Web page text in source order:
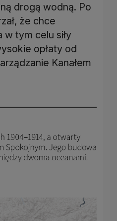
drogą wodną. Po
że chce
w tym celu siły
opłaty od
Kanałem